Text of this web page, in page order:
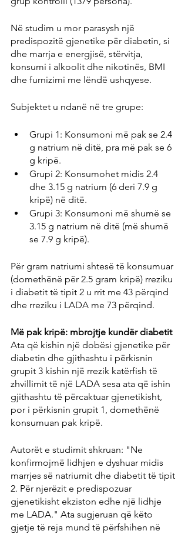
Në studim u mor parasysh një
predispozitë gjenetike për diabetin, si
dhe marrja e energjisë, stërvitja,
konsumi i alkoolit dhe nikotinës, BMI
dhe furnizimi me lëndë ushqyese.
Subjektet u ndanë në tre grupe:
Grupi 1: Konsumoni më pak se 2.4
g natrium në ditë, pra më pak se 6
g kripë.
Grupi 2: Konsumohet midis 2.4
dhe 3.15 g natrium (6 deri 7.9 g
kripë) në ditë.
Grupi 3: Konsumoni më shumë se
3.15 g natrium në ditë (më shumë
se 7.9 g kripë).
Për gram natriumi shtesë të konsumuar
(domethënë për 2.5 gram kripë) rreziku
i diabetit të tipit 2 u rrit me 43 përqind
dhe rreziku i LADA me 73 përqind.
Më pak kripë: mbrojtje kundër diabetit
Ata që kishin një dobësi gjenetike për
diabetin dhe gjithashtu i përkisnin
grupit 3 kishin një rrezik katërfish të
zhvillimit të një LADA sesa ata që ishin
gjithashtu të përcaktuar gjenetikisht,
por i përkisnin grupit 1, domethënë
konsumuan pak kripë.
Autorët e studimit shkruan: "Ne
konfirmojmë lidhjen e dyshuar midis
marrjes së natriumit dhe diabetit të tipit
2. Për njerëzit e predispozuar
gjenetikisht ekziston edhe një lidhje
me LADA." Ata sugjeruan që këto
gjetje të reja mund të përfshihen në